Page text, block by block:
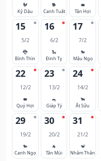
🐓
Kỷ Dậu
🐕
Canh Tuất
🐖
Tân Hợi
15
5/2
🐉
Bính Thìn
16
6/2
🐍
Đinh Tỵ
17
7/2
🐎
Mậu Ngọ
22
12/2
🐖
Quý Hợi
23
13/2
🐀
Giáp Tý
24
14/2
🐂
Ất Sửu
29
19/2
🐎
Canh Ngọ
30
20/2
🐐
Tân Mùi
31
21/2
🐒
Nhâm Thân